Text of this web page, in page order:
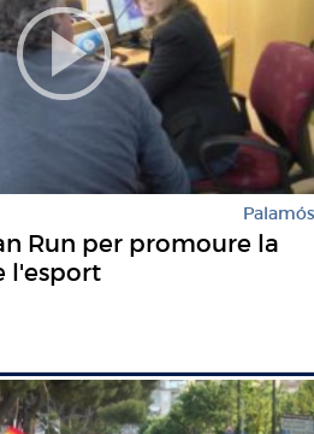
Palamós
Run per promoure la
l'esport